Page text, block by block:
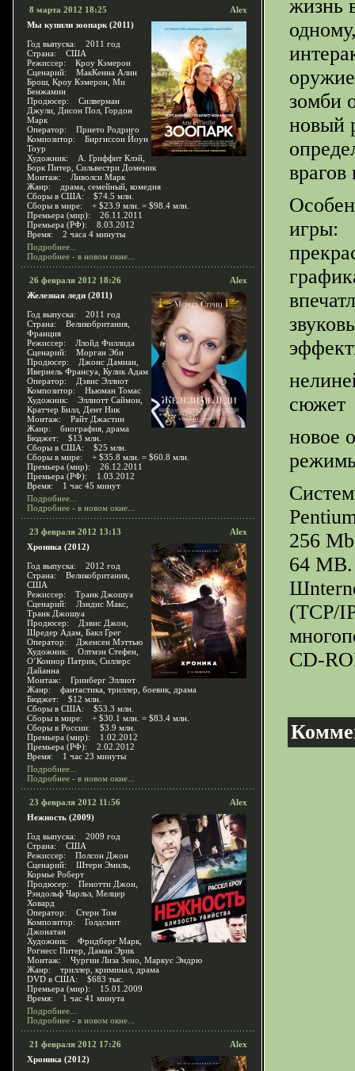
8 марта 2012 18:25
Alex
Мы купили зоопарк (2011)
Год выпуска: 2011 год
Страна: США
Режиссер: Кроу Кэмерон
Сценарий: МакКенна Алин
Брош, Кроу Кэмерон, Ми
Бенжамин
Продюсер: Силверман
Джули, Дисон Пол, Гордон
Марк
Оператор: Прието Родриго
Композитор: Биргиссон Йоун
Тоур
Художник: А. Гриффит Клэй,
Борк Питер, Сильвестри Доменик
Монтаж: Ливолси Марк
Жанр: драма, семейный, комедия
Сборы в США: $74.5 млн.
Сборы в мире: + $23.9 млн. = $98.4 млн.
Премьера (мир): 26.11.2011
Премьера (РФ): 8.03.2012
Время: 2 часа 4 минуты
Подробнее...
Подробнее - в новом окне...
26 февраля 2012 18:26
Alex
Железная леди (2011)
Год выпуска: 2011 год
Страна: Великобритания,
Франция
Режиссер: Ллойд Филлида
Сценарий: Морган Эби
Продюсер: Джонс Дамиан,
Ивернель Франсуа, Кулик Адам
Оператор: Дэвис Эллиот
Композитор: Ньюман Томас
Художник: Эллиотт Саймон,
Кратчер Билл, Дент Ник
Монтаж: Райт Джастин
Жанр: биография, драма
Бюджет: $13 млн.
Сборы в США: $25 млн.
Сборы в мире: + $35.8 млн. = $60.8 млн.
Премьера (мир): 26.12.2011
Премьера (РФ): 1.03.2012
Время: 1 час 45 минут
Подробнее...
Подробнее - в новом окне...
23 февраля 2012 13:13
Alex
Хроника (2012)
Год выпуска: 2012 год
Страна: Великобритания,
США
Режиссер: Транк Джошуа
Сценарий: Лэндис Макс,
Транк Джошуа
Продюсер: Дэвис Джон,
Шредер Адам, Бакл Грег
Оператор: Дженсен Мэттью
Художник: Олтмэн Стефен,
О’Коннор Патрик, Силлерс
Дайанна
Монтаж: Гринберг Эллиот
Жанр: фантастика, триллер, боевик, драма
Бюджет: $12 млн.
Сборы в США: $53.3 млн.
Сборы в мире: + $30.1 млн. = $83.4 млн.
Сборы в России: $3.9 млн.
Премьера (мир): 1.02.2012
Премьера (РФ): 2.02.2012
Время: 1 час 23 минуты
Подробнее...
Подробнее - в новом окне...
23 февраля 2012 11:56
Alex
Нежность (2009)
Год выпуска: 2009 год
Страна: США
Режиссер: Полсон Джон
Сценарий: Штерн Эмиль,
Кормье Роберт
Продюсер: Пенотти Джон,
Рэндольф Чарльз, Мелцер
Ховард
Оператор: Стерн Том
Композитор: Голдсмит
Джонатан
Художник: Фридберг Марк,
Рогнесс Питер, Даман Эрик
Монтаж: Чургин Лиза Зено, Маркус Эндрю
Жанр: триллер, криминал, драма
DVD в США: $683 тыс.
Премьера (мир): 15.01.2009
Время: 1 час 41 минута
Подробнее...
Подробнее - в новом окне...
21 февраля 2012 17:26
Alex
Хроника (2012)
жизнь
зомби
новый
игры:
сюжет
новое
256
64 MB.
(TCP/
CD-